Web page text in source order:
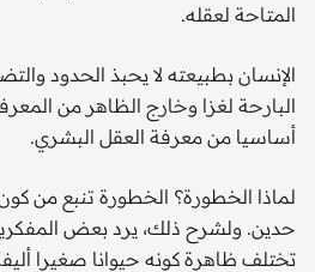
المتاحة لعقله.
الإنسان بطبيعته لا يحبذ الحدود
البارحة لغزا وخارج الظاهر من
أساسيا من معرفة العقل البشري.
لماذا الخطورة؟ الخطورة تنبع من
حدين. ولشرح ذلك، يرد بعض
تختلف ظاهرة كونه حيوانا صغيرا